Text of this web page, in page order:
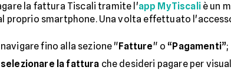
la fattura Tiscali tramite l'app MyTiscaliè un
proprio smartphone. Una volta effettuato
navigare fino alla sezione "Fatture" o “Pagamenti”;
selezionare la fattura che desideri pagare per